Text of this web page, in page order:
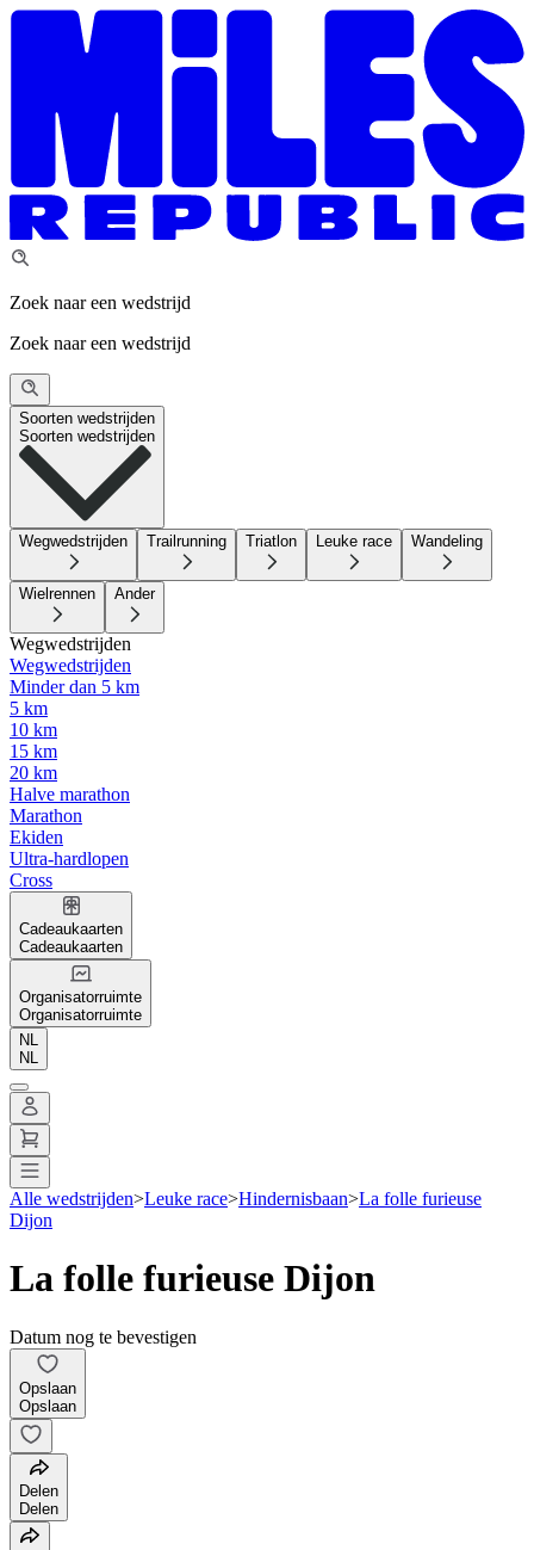
Zoek naar een wedstrijd
Zoek naar een wedstrijd
Soorten wedstrijden
Soorten wedstrijden
Wegwedstrijden Trailrunning Triatlon Leuke race Wandeling
Wielrennen Ander
Wegwedstrijden
Wegwedstrijden
Minder dan 5 km
5 km
10 km
15 km
20 km
Halve marathon
Marathon
Ekiden
Ultra-hardlopen
Cross
Cadeaukaarten
Cadeaukaarten
Organisatorruimte
Organisatorruimte
NL
NL
Alle wedstrijden>Leuke race>Hindernisbaan>La folle furieuse
Dijon
La folle furieuse Dijon
Datum nog te bevestigen
Opslaan
Opslaan
Delen
Delen